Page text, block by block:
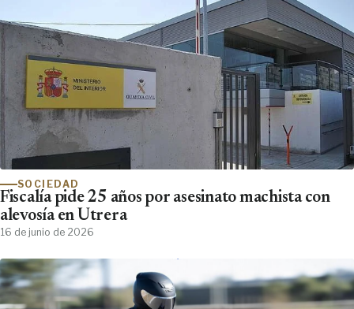
SOCIEDAD
Fiscalía pide 25 años por asesinato machista con
alevosía en Utrera
16 de junio de 2026